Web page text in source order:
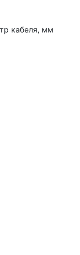
кабеля, мм